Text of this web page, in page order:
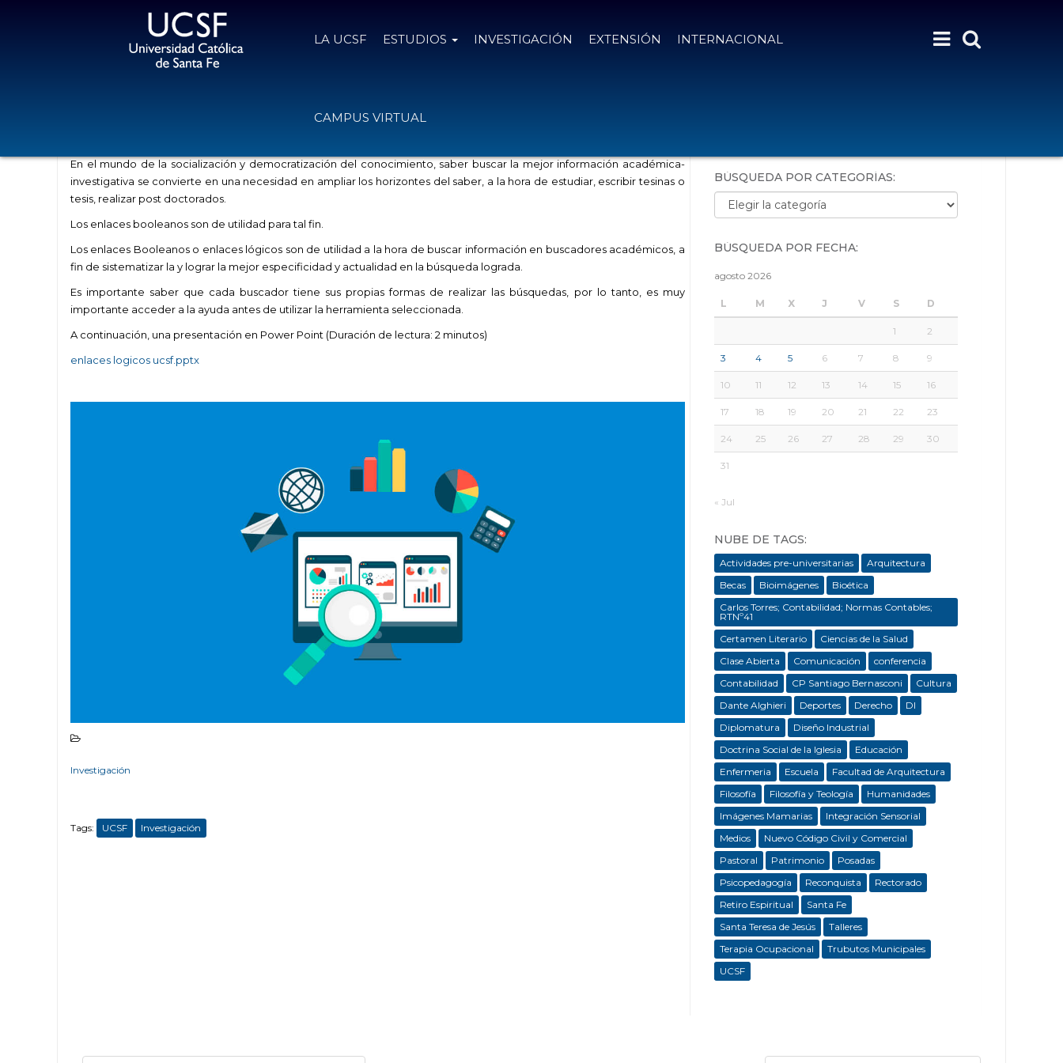
LA UCSF ESTUDIOS INVESTIGACIÓN EXTENSIÓN INTERNACIONAL
CAMPUS VIRTUAL
En el mundo de la socialización y democratización del conocimiento, saber buscar la mejor información académica-
investigativa se convierte en una necesidad en ampliar los horizontes del saber, a la hora de estudiar, escribir tesinas o
tesis, realizar post doctorados.
Los enlaces booleanos son de utilidad para tal fin.
Los enlaces Booleanos o enlaces lógicos son de utilidad a la hora de buscar información en buscadores académicos, a
fin de sistematizar la y lograr la mejor especificidad y actualidad en la búsqueda lograda.
Es importante saber que cada buscador tiene sus propias formas de realizar las búsquedas, por lo tanto, es muy
importante acceder a la ayuda antes de utilizar la herramienta seleccionada.
A continuación, una presentación en Power Point (Duración de lectura: 2 minutos)
enlaces logicos ucsf.pptx
Investigación
Tags: UCSF Investigación
BÚSQUEDA POR CATEGORÍAS:
Búsqueda por categorías:
BÚSQUEDA POR FECHA:
agosto 2026
L M X J V S D
1 2
3 4 5 6 7 8 9
10 11 12 13 14 15 16
17 18 19 20 21 22 23
24 25 26 27 28 29 30
31
« Jul
NUBE DE TAGS:
Actividades pre-universitarias
Arquitectura
Becas
Bioimágenes
Bioética
Carlos Torres; Contabilidad; Normas Contables;
RTNº41
Certamen Literario
Ciencias de la Salud
Clase Abierta
Comunicación
conferencia
Contabilidad
CP Santiago Bernasconi
Cultura
Dante Alghieri
Deportes Derecho
DI
Diplomatura
Diseño Industrial
Doctrina Social de la Iglesia
Educación
Enfermeria
Escuela
Facultad de Arquitectura
Filosofía
Filosofía y Teología
Humanidades
Imágenes Mamarias
Integración Sensorial
Medios
Nuevo Código Civil y Comercial
Pastoral
Patrimonio
Posadas
Psicopedagogía
Reconquista
Rectorado
Retiro Espiritual
Santa Fe
Santa Teresa de Jesús
Talleres
Terapia Ocupacional
Trubutos Municipales
UCSF